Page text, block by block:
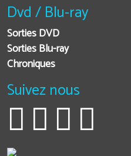
Dvd / Blu-ray
Sorties DVD
Sorties Blu-ray
Chroniques
Suivez nous